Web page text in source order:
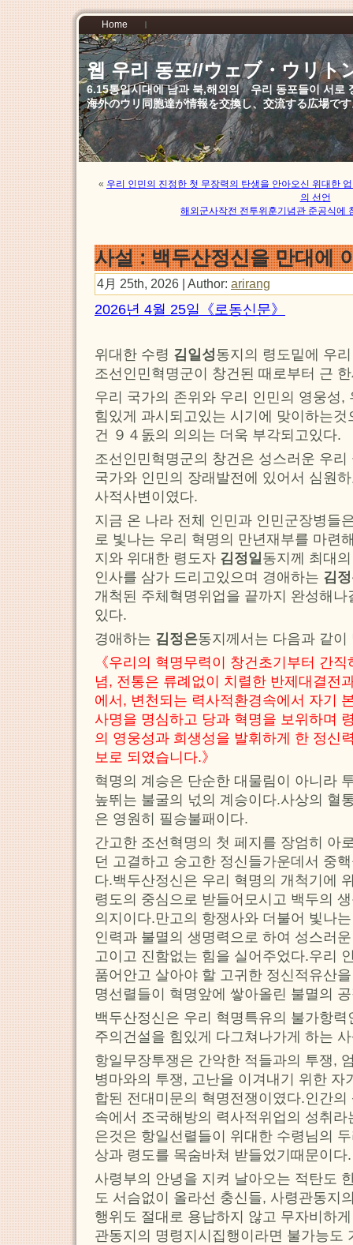
Home
웹 우리 동포//ウェブ・ウリト
6.15통일시대에 남과 북,해외의 우리 동포들이 서로
海外のウリ同胞達が情報を交換し、交流する広場で
« 우리 인민의 진정한 첫 무장력의 탄생을 안아오신 위대한
의 선언
해외군사작전 전투위훈기념관 준공식에
사설 : 백두산정신을 만대에
4月 25th, 2026 | Author: arirang
2026년 4월 25일《로동신문》
위대한 수령 김일성동지의 령도밑에 우
조선인민혁명군이 창건된 때로부터 근
우리 국가의 존위와 우리 인민의 영웅성,
힘있게 과시되고있는 시기에 맞이하는
건 ９４돐의 의의는 더욱 부각되고있다.
조선인민혁명군의 창건은 성스러운 우
국가와 인민의 장래발전에 있어서 심원
사적사변이였다.
지금 온 나라 전체 인민과 인민군장병들
로 빛나는 우리 혁명의 만년재부를 마련
지와 위대한 령도자 김정일동지께 최대
인사를 삼가 드리고있으며 경애하는 김
개척된 주체혁명위업을 끝까지 완성해
있다.
경애하는 김정은동지께서는 다음과 같이
《우리의 혁명무력이 창건초기부터 간
념, 전통은 류례없이 치렬한 반제대결전
에서, 변천되는 력사적환경속에서 자기
사명을 명심하고 당과 혁명을 보위하며
의 영웅성과 희생성을 발휘하게 한 정신
보로 되였습니다.》
혁명의 계승은 단순한 대물림이 아니라
높뛰는 불굴의 넋의 계승이다.사상의 혈
은 영원히 필승불패이다.
간고한 조선혁명의 첫 페지를 장엄히 아
던 고결하고 숭고한 정신들가운데서 중
다.백두산정신은 우리 혁명의 개척기에
령도의 중심으로 받들어모시고 백두의
의지이다.만고의 항쟁사와 더불어 빛나
인력과 불멸의 생명력으로 하여 성스러
고이고 진함없는 힘을 실어주었다.우리
품어안고 살아야 할 고귀한 정신적유산
명선렬들이 혁명앞에 쌓아올린 불멸의
백두산정신은 우리 혁명특유의 불가항
주의건설을 힘있게 다그쳐나가게 하는
항일무장투쟁은 간악한 적들과의 투쟁,
병마와의 투쟁, 고난을 이겨내기 위한 자
합된 전대미문의 혁명전쟁이였다.인간
속에서 조국해방의 력사적위업의 성취
은것은 항일선렬들이 위대한 수령님의
상과 령도를 목숨바쳐 받들었기때문이다.
사령부의 안녕을 지켜 날아오는 적탄도
도 서슴없이 올라선 충신들, 사령관동지
행위도 절대로 용납하지 않고 무자비하
관동지의 명령지시집행이라면 불가능도